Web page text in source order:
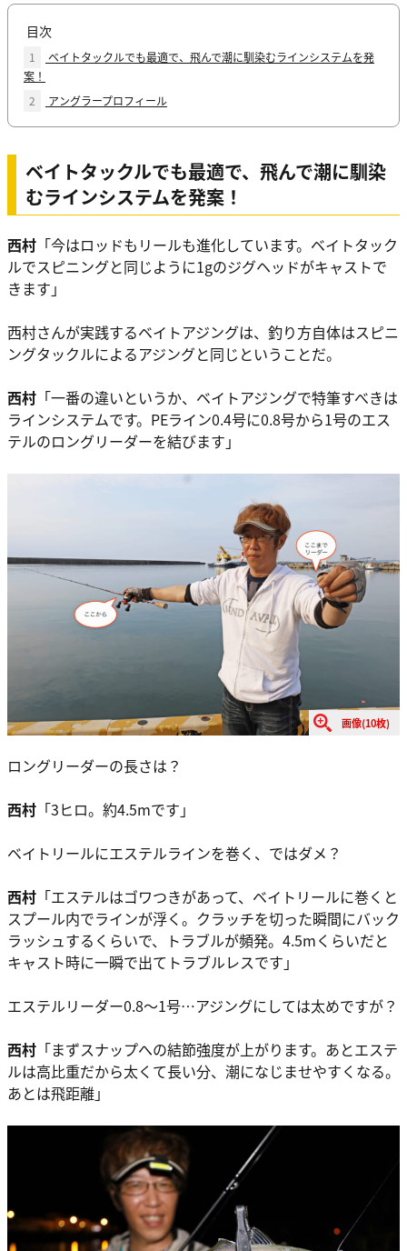
目次
1
ベイトタックルでも最適で、飛んで潮に馴染むラインシステムを発
案！
2
アングラープロフィール
ベイトタックルでも最適で、飛んで潮に馴染
むラインシステムを発案！
西村 「今はロッドもリールも進化しています。ベイトタック
ルでスピニングと同じように1gのジグヘッドがキャストで
きます」
西村さんが実践するベイトアジングは、釣り方自体はスピニ
ングタックルによるアジングと同じということだ。
西村 「一番の違いというか、ベイトアジングで特筆すべきは
ラインシステムです。PEライン0.4号に0.8号から1号のエス
テルのロングリーダーを結びます」
画像(10枚)
ロングリーダーの長さは？
西村 「3ヒロ。約4.5mです」
ベイトリールにエステルラインを巻く、ではダメ？
西村 「エステルはゴワつきがあって、ベイトリールに巻くと
スプール内でラインが浮く。クラッチを切った瞬間にバック
ラッシュするくらいで、トラブルが頻発。4.5mくらいだと
キャスト時に一瞬で出てトラブルレスです」
エステルリーダー0.8～1号…アジングにしては太めですが？
西村 「まずスナップへの結節強度が上がります。あとエステ
ルは高比重だから太くて長い分、潮になじませやすくなる。
あとは飛距離」